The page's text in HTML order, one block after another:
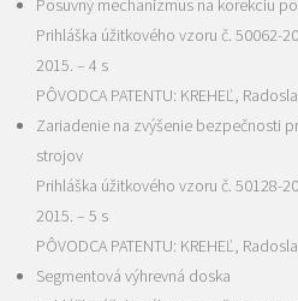
Posuvný mechanizmus na korekciu
Prihláška úžitkového vzoru č. 50062-
2015. – 4 s
PÔVODCA PATENTU: KREHEĽ,
Zariadenie na zvýšenie bezpečnosti
strojov
Prihláška úžitkového vzoru č. 50128-
2015. – 5 s
PÔVODCA PATENTU: KREHEĽ,
Segmentová výhrevná doska